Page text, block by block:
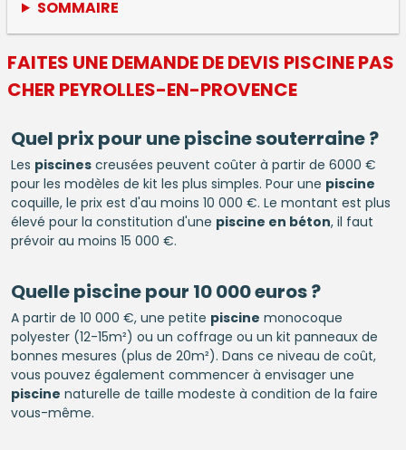
SOMMAIRE
FAITES UNE DEMANDE DE DEVIS PISCINEPAS
CHER PEYROLLES-EN-PROVENCE
Quel prix pour unepiscinesouterraine ?
Les piscinescreusées peuvent coûter à partir de 6000 €
pour les modèles de kit les plus simples. Pour une piscine
coquille, le prix est d'au moins 10 000 €. Le montant est plus
élevé pour la constitution d'une piscine en béton, il faut
prévoir au moins 15 000 €.
Quellepiscinepour 10 000 euros ?
A partir de 10 000 €, une petite piscine monocoque
polyester (12-15m²) ou un coffrage ou un kit panneaux de
bonnes mesures (plus de 20m²). Dans ce niveau de coût,
vous pouvez également commencer à envisager une
piscine naturelle de taille modeste à condition de la faire
vous-même.